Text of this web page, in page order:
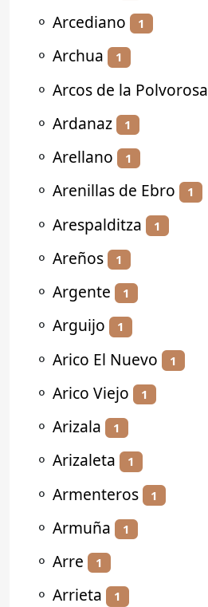
⚬ Arcediano 1
⚬ Archua 1
⚬ Arcos de la Polvorosa
⚬ Ardanaz 1
⚬ Arellano 1
⚬ Arenillas de Ebro 1
⚬ Arespalditza 1
⚬ Areños 1
⚬ Argente 1
⚬ Arguijo 1
⚬ Arico El Nuevo 1
⚬ Arico Viejo 1
⚬ Arizala 1
⚬ Arizaleta 1
⚬ Armenteros 1
⚬ Armuña 1
⚬ Arre 1
⚬ Arrieta 1